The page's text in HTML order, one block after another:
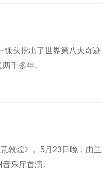
锄头挖出了世界第八大奇迹
千多年。
敦煌》。5月23日晚，由兰
乐厅首演。